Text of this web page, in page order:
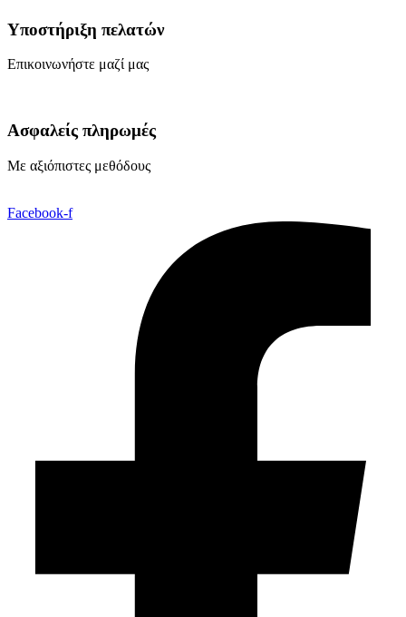
Υποστήριξη πελατών
Επικοινωνήστε μαζί μας
Ασφαλείς πληρωμές
Με αξιόπιστες μεθόδους
Facebook-f